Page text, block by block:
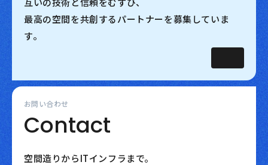
最高の空間を共創するパートナーを募集していま
す。
お問い合わせ
Contact
空間造りからITインフラまで。